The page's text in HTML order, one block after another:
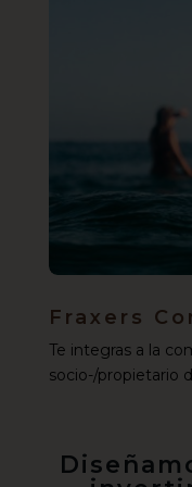
Fraxers
Te integras a la
socio-/propietario